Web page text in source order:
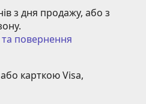
з дня продажу, або з
та повернення
карткою Visa,